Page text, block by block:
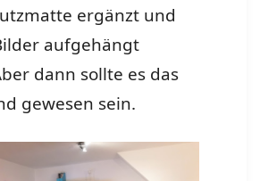
ergänzt und
aufgehängt
dann sollte es das
gewesen sein.